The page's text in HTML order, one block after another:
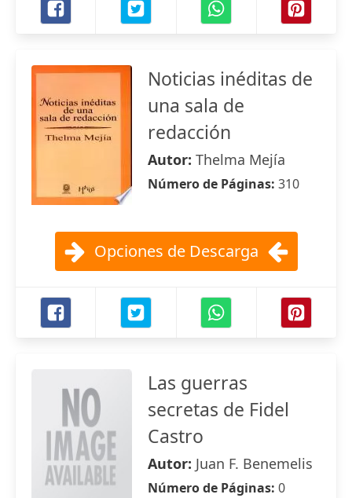
Noticias inéditas de
una sala de
redacción
Autor: Thelma Mejía
Número de Páginas: 310
Opciones de Descarga
Las guerras
secretas de Fidel
Castro
Autor: Juan F. Benemelis
Número de Páginas: 0